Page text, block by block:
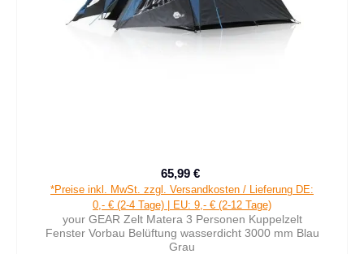
Verkaufspreis:
65,99 €
*Preise inkl. MwSt. zzgl. Versandkosten / Lieferung DE:
0,- € (2-4 Tage) | EU: 9,- € (2-12 Tage)
your GEAR Zelt Matera 3 Personen Kuppelzelt
Fenster Vorbau Belüftung wasserdicht 3000 mm Blau
Grau